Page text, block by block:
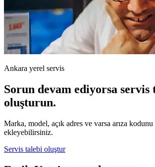
Ankara yerel servis
Sorun devam ediyorsa servis
oluşturun.
Marka, model, açık adres ve varsa arıza
ekleyebilirsiniz.
Servis talebi oluştur